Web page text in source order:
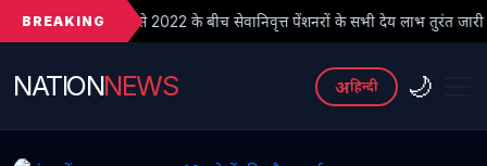
BREAKING
2022 के बीच सेवानिवृत्त पेंशनरों के सभी देय लाभ तुरंत जारी किए जाएं ●
NATIONNEWS अहिन्दी 🌙